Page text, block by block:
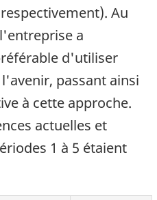
Au
a
d'utiliser
passant ainsi
à cette approche.
actuelles et
1 à 5 étaient